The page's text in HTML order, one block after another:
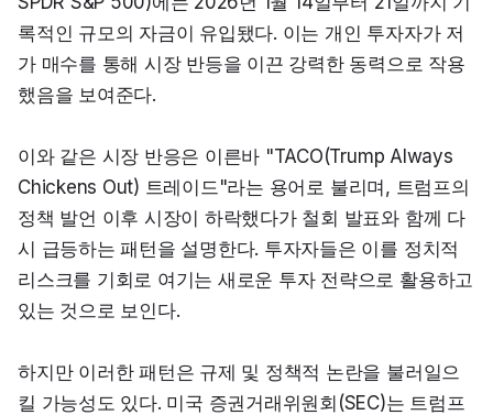
록적인 규모의 자금이 유입됐다. 이는 개인 투자자가 저
가 매수를 통해 시장 반등을 이끈 강력한 동력으로 작용
했음을 보여준다.
이와 같은 시장 반응은 이른바 "TACO(Trump Always
Chickens Out) 트레이드"라는 용어로 불리며, 트럼프의
정책 발언 이후 시장이 하락했다가 철회 발표와 함께 다
시 급등하는 패턴을 설명한다. 투자자들은 이를 정치적
리스크를 기회로 여기는 새로운 투자 전략으로 활용하고
있는 것으로 보인다.
하지만 이러한 패턴은 규제 및 정책적 논란을 불러일으
킬 가능성도 있다. 미국 증권거래위원회(SEC)는 트럼프